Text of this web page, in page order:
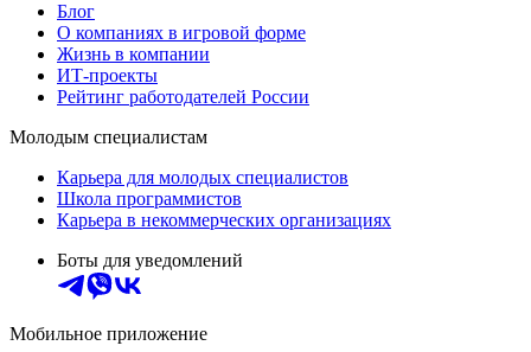
Блог
О компаниях в игровой форме
Жизнь в компании
ИТ-проекты
Рейтинг работодателей России
Молодым специалистам
Карьера для молодых специалистов
Школа программистов
Карьера в некоммерческих организациях
Боты для уведомлений
Мобильное приложение